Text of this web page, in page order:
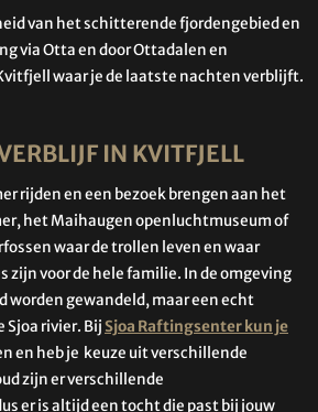
van het schitterende fjordengebied en
via Otta en door Ottadalen en
waar je de laatste nachten verblijft.
IN KVITFJELL
rijden en een bezoek brengen aan het
het Maihaugen openluchtmuseum of
waar de trollen leven en waar
voor de hele familie. In de omgeving
worden gewandeld, maar een echt
Sjoa rivier. BijSjoa Raftingsenter kun je
en heb je keuze uit verschillende
zijn er verschillende
er is altijd een tocht die past bij jouw